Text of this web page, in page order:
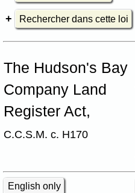
Rechercher dans cette loi
The Hudson's Bay
Company Land
Register Act,
C.C.S.M. c. H170
English only